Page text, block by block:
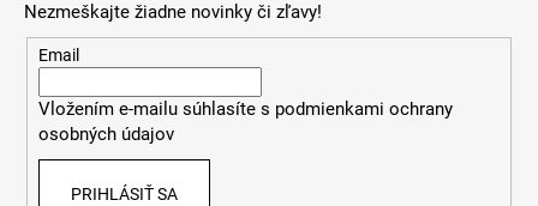
Nezmeškajte žiadne novinky či zľavy!
Email
Vložením e-mailu súhlasíte s podmienkami ochrany
osobných údajov
PRIHLÁSIŤ SA